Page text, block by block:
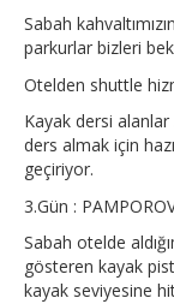
Sabah
parkurlar bizleri
Otelden shuttle
Kayak dersi
ders almak için
geçiriyor.
3.Gün :
Sabah otelde
gösteren kayak
kayak seviyesine